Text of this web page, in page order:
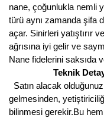
nane, çoğunlukla nemli
türü aynı zamanda şifa
açar. Sinirleri yatıştırır
ağrısına iyi gelir ve
Nane fidelerini saksıda
Teknik
Satın alacak
gelmesinden,
bilinmesi gerekir.Bu